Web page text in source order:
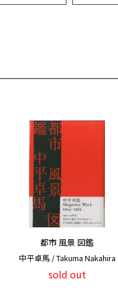
都市 風景 図鑑
中平卓馬 / Takuma Nakahira
sold out